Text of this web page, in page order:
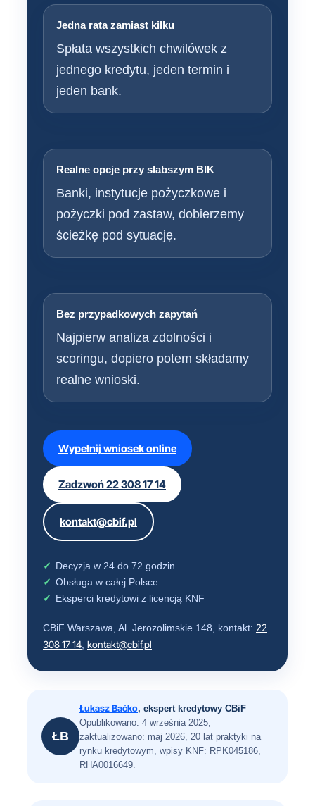
Jedna rata zamiast kilku
Spłata wszystkich chwilówek z
jednego kredytu, jeden termin i
jeden bank.
Realne opcje przy słabszym BIK
Banki, instytucje pożyczkowe i
pożyczki pod zastaw, dobierzemy
ścieżkę pod sytuację.
Bez przypadkowych zapytań
Najpierw analiza zdolności i
scoringu, dopiero potem składamy
realne wnioski.
Wypełnij wniosek online
Zadzwoń 22 308 17 14
kontakt@cbif.pl
Decyzja w 24 do 72 godzin
Obsługa w całej Polsce
Eksperci kredytowi z licencją KNF
CBiF Warszawa, Al. Jerozolimskie 148, kontakt: 22
308 17 14 kontakt@cbif.pl
ŁB
Łukasz Baćko, ekspert kredytowy CBiF
Opublikowano: 4 września 2025,
zaktualizowano: maj 2026, 20 lat praktyki na
rynku kredytowym, wpisy KNF: RPK045186,
RHA0016649.